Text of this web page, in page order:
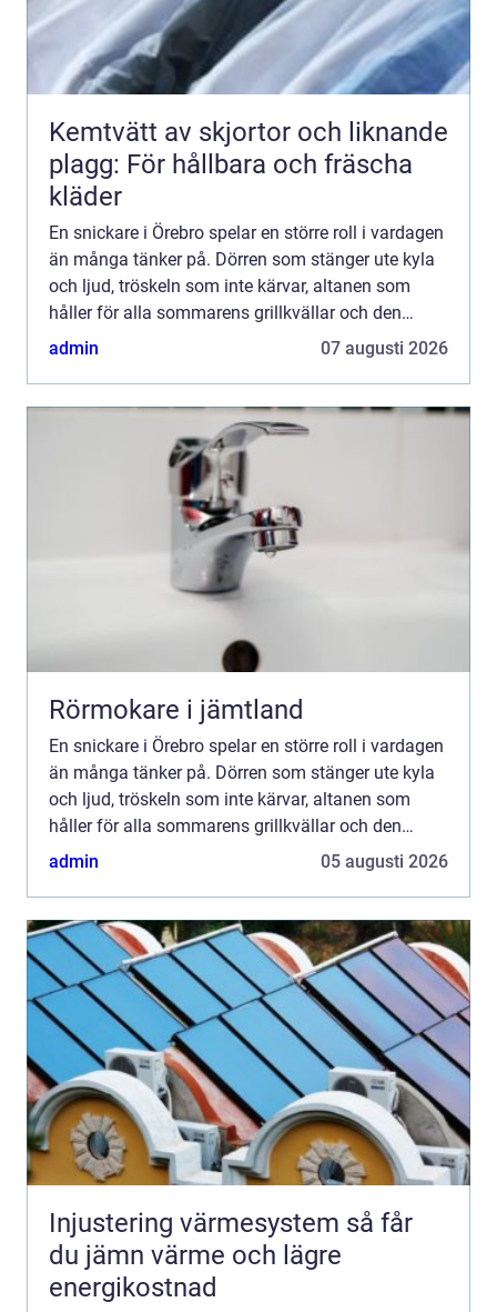
Kemtvätt av skjortor och liknande
plagg: För hållbara och fräscha
kläder
En snickare i Örebro spelar en större roll i vardagen
än många tänker på. Dörren som stänger ute kyla
och ljud, tröskeln som inte kärvar, altanen som
håller för alla sommarens grillkvällar och den
specialbyggda förvaringen som faktiskt rymmer
admin 07 augusti 2026
Rörmokare i jämtland
En snickare i Örebro spelar en större roll i vardagen
än många tänker på. Dörren som stänger ute kyla
och ljud, tröskeln som inte kärvar, altanen som
håller för alla sommarens grillkvällar och den
specialbyggda förvaringen som faktiskt rymmer
admin 05 augusti 2026
Injustering värmesystem så får
du jämn värme och lägre
energikostnad